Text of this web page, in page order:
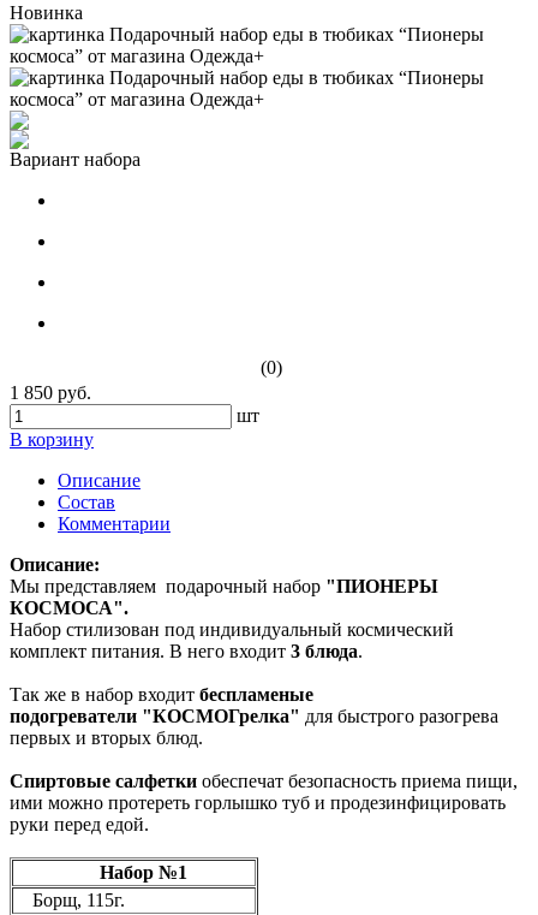
Новинка
Вариант набора
(0)
1 850 руб.
шт
В корзину
Описание
Состав
Комментарии
Описание:
Мы представляем подарочный набор "ПИОНЕРЫ
КОСМОСА".
Набор стилизован под индивидуальный космический
комплект питания. В него входит 3 блюда.
Так же в набор входит беспламеные
подогреватели "КОСМОГрелка" для быстрого разогрева
первых и вторых блюд.
Спиртовые салфетки обеспечат безопасность приема пищи,
ими можно протереть горлышко туб и продезинфицировать
руки перед едой.
Набор №1
Борщ, 115г.